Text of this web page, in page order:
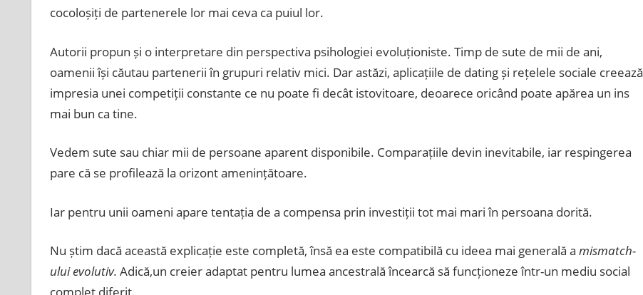
cocoloșiți de partenerele lor mai ceva ca puiul lor.
Autorii propun și o interpretare din perspectiva psihologiei evoluționiste. Timp de sute de mii de ani,
oamenii își căutau partenerii în grupuri relativ mici. Dar astăzi, aplicațiile de dating și rețelele sociale creează
impresia unei competiții constante ce nu poate fi decât istovitoare, deoarece oricând poate apărea un ins
mai bun ca tine.
Vedem sute sau chiar mii de persoane aparent disponibile. Comparațiile devin inevitabile, iar respingerea
pare că se profilează la orizont amenințătoare.
Iar pentru unii oameni apare tentația de a compensa prin investiții tot mai mari în persoana dorită.
Nu știm dacă această explicație este completă, însă ea este compatibilă cu ideea mai generală a mismatch-
ului evolutiv. Adică,un creier adaptat pentru lumea ancestrală încearcă să funcționeze într-un mediu social